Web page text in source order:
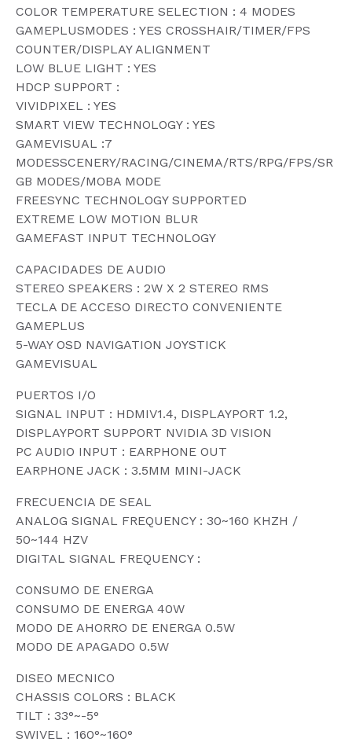
COLOR TEMPERATURE SELECTION : 4 MODES
GAMEPLUSMODES : YES CROSSHAIR/TIMER/FPS
COUNTER/DISPLAY ALIGNMENT
LOW BLUE LIGHT : YES
HDCP SUPPORT :
VIVIDPIXEL : YES
SMART VIEW TECHNOLOGY : YES
GAMEVISUAL :7
MODESSCENERY/RACING/CINEMA/RTS/RPG/FPS/SR
GB MODES/MOBA MODE
FREESYNC TECHNOLOGY SUPPORTED
EXTREME LOW MOTION BLUR
GAMEFAST INPUT TECHNOLOGY
CAPACIDADES DE AUDIO
STEREO SPEAKERS : 2W X 2 STEREO RMS
TECLA DE ACCESO DIRECTO CONVENIENTE
GAMEPLUS
5-WAY OSD NAVIGATION JOYSTICK
GAMEVISUAL
PUERTOS I/O
SIGNAL INPUT : HDMIV1.4, DISPLAYPORT 1.2,
DISPLAYPORT SUPPORT NVIDIA 3D VISION
PC AUDIO INPUT : EARPHONE OUT
EARPHONE JACK : 3.5MM MINI-JACK
FRECUENCIA DE SEAL
ANALOG SIGNAL FREQUENCY : 30~160 KHZH /
50~144 HZV
DIGITAL SIGNAL FREQUENCY :
CONSUMO DE ENERGA
CONSUMO DE ENERGA 40W
MODO DE AHORRO DE ENERGA 0.5W
MODO DE APAGADO 0.5W
DISEO MECNICO
CHASSIS COLORS : BLACK
TILT : 33°~-5°
SWIVEL : 160°~160°